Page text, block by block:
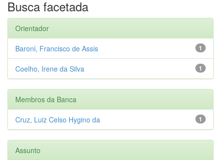
Busca facetada
Orientador
1
Baroni, Francisco de Assis
1
Coelho, Irene da Silva
Membros da Banca
1
Cruz, Luiz Celso Hygino da
Assunto